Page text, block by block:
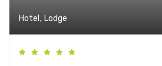
Hotel , Lodge